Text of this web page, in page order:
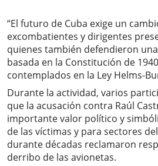
“El futuro de Cuba exige un
excombatientes y dirigentes
quienes también defendieron
basada en la Constitución de
contemplados en la Ley Helms-
Durante la actividad, varios
que la acusación contra Raúl
importante valor político y
de las víctimas y para sectores
durante décadas reclamaron
derribo de las avionetas.